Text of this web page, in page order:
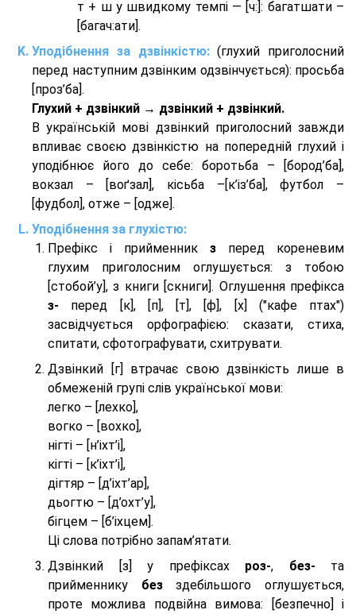
т + ш у швидкому темпі — [ч:]: багатшати –
[багач:ати].
Уподібнення за дзвінкістю:(глухий приголосний
перед наступним дзвінким одзвінчується): просьба
[проз’ба].
Глухий + дзвінкий → дзвінкий + дзвінкий.
В українській мові дзвінкий приголосний завжди
впливає своєю дзвінкістю на попередній глухий і
уподібнює його до себе: боротьба – [бород’ба],
вокзал – [воґзал], кісьба –[к’із’ба], футбол –
[фудбол], отже – [одже].
Уподібнення за глухістю:
Префікс і прийменник з перед кореневим
глухим приголосним оглушується: з тобою
[стобой’у], з книги [скниги]. Оглушення префікса
з- перед [к], [п], [т], [ф], [х] ("кафе птах")
засвідчується орфографією: сказати, стиха,
спитати, сфотографувати, схитрувати.
Дзвінкий [г] втрачає свою дзвінкість лише в
обмеженій групі слів української мови:
легко – [лехко],
вогко – [вохко],
нігті – [н’іхт’і],
кігті – [к’іхт’і],
дігтяр – [д’іхт’ар],
дьогтю – [д’охт’у],
бігцем – [б’іхцем].
Ці слова потрібно запам’ятати.
Дзвінкий [з] у префіксах роз-, без- та
прийменнику безздебільшого оглушується,
проте можлива подвійна вимова: [безпeчно] і